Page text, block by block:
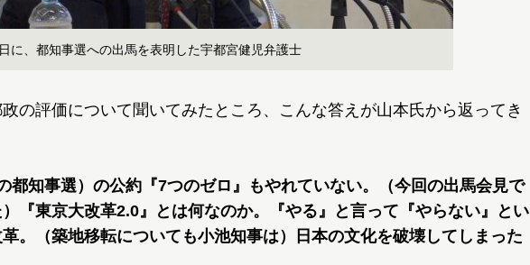
に、都知事選への出馬を表明した宇都宮健児弁護士
の評価について聞いてみたところ、こんな答えが山本氏から返ってき
都知事選）の公約『7つのゼロ』もやれていない。（今回の出馬会見で
『東京大改革2.0』とは何なのか。『やる』と言って『やらない』とい
。（築地移転についても小池知事は）日本の文化を破壊してしまった